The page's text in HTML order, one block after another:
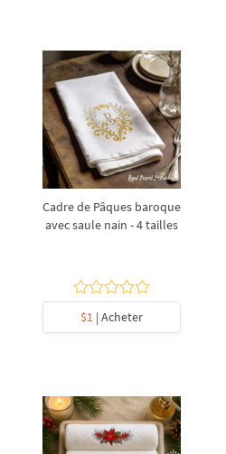
Cadre de Pâques baroque
avec saule nain - 4 tailles
$1| Acheter